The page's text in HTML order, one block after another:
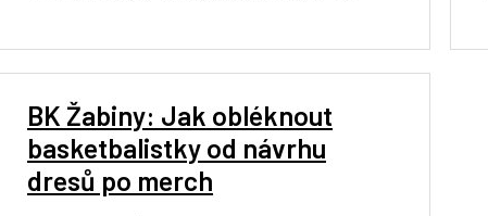
BK Žabiny: Jak obléknout
basketbalistky od návrhu
dresů po merch